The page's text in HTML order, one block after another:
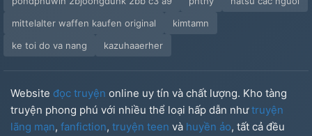
mittelalter waffen kaufen original
kimtamn
ke toi do va nang
kazuhaaerher
Website đọc truyện online uy tín và chất lượng. Kho tàng
truyện phong phú với nhiều thể loại hấp dẫn nhưtruyện
lãng mạn, fanfiction, truyện teen và huyền ảo, tất cả đều